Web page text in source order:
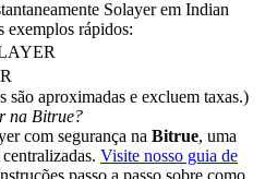
25000 USDT prize pool!
prize pool
Solayer em Indian
exemplos rápidos:
são aproximadas e excluem taxas.)
na Bitrue?
com segurança na Bitrue, uma
Visite nosso guia de
passo a passo sobre como